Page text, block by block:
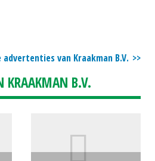
advertenties van Kraakman B.V.
KRAAKMAN B.V.